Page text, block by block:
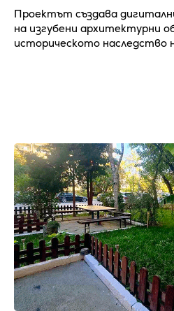
Проектът създава
на изгубени архитектурни
историческото наследство